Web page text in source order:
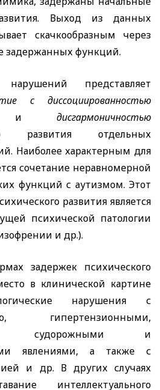
Выход из данных
скачкообразным через
задержанных функций.
представляет
с диссоциированностью
и дисгармоничностью
развития отдельных
Наиболее характерным для
сочетание неравномерной
функций с аутизмом. Этот
развития является
психической патологии
и др.).
задержек психического
в клинической картине
нарушения с
гипертензионными,
судорожными и
явлениями, а также с
и др. В других случаях
интеллектуального